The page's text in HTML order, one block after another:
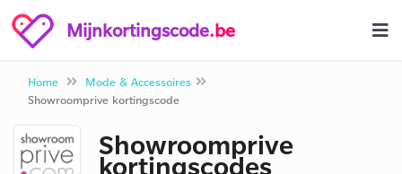
Mijnkortingscode.be
Home
Mode & Accessoires
Showroomprive kortingscode
Showroomprive
kortingscodes